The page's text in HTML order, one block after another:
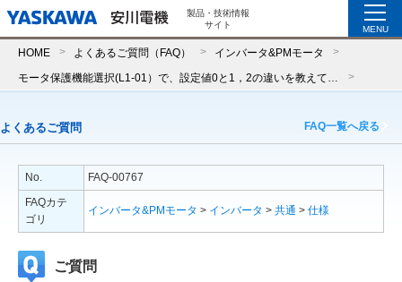
製品・技術情報
サイト
MENU
HOME よくあるご質問（FAQ） インバータ&PMモータ
よくあるご質問 FAQ一覧へ戻る
No.
FAQ-00767
FAQカテ
ゴリ
インバータ&PMモータ > インバータ > 共通 > 仕様
ご質問